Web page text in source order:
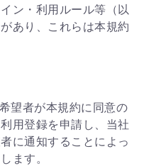
ン・利用ルール等（以
あり、これらは本規約
望者が本規約に同意の
用登録を申請し、当社
に通知することによっ
ます。